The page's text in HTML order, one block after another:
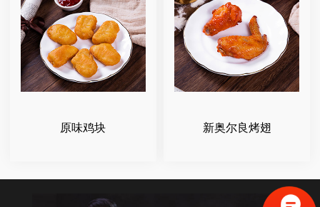
原味鸡块 新奥尔良烤翅